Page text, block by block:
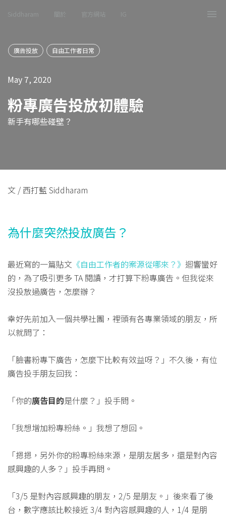
Siddharam 關於 官方網站 IG
廣告投放 自由工作者日常
May 7, 2020
粉專廣告投放初體驗
新手有哪些碰壁？
文 / 西打藍 Siddharam
為什麼突然投放廣告？
最近寫的一篇貼文 《自由工作者的案源從哪來？》 迴響蠻好
的，為了吸引更多 TA 閱讀，才打算下粉專廣告。但我從來
沒投放過廣告，怎麼辦？
幸好先前加入一個共學社團，裡頭有各專業領域的朋友，所
以就問了：
「臉書粉專下廣告，怎麼下比較有效益呀？」不久後，有位
廣告投手朋友回我：
「你的廣告目的是什麼？」投手問。
「我想增加粉專粉絲。」我想了想回。
「摁摁，另外你的粉專粉絲來源，是朋友居多，還是對內容
感興趣的人多？」投手再問。
「3/5 是對內容感興趣的朋友，2/5 是朋友。」後來看了後
台，數字應該比較接近 3/4 對內容感興趣的人，1/4 是朋